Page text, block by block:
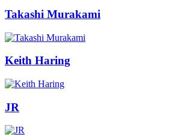
Takashi Murakami
Keith Haring
JR